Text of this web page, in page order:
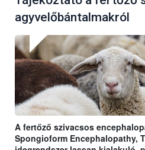
agyvelőbántalmakról
A fertőző szivacsos
Spongioform Encephalopathy,